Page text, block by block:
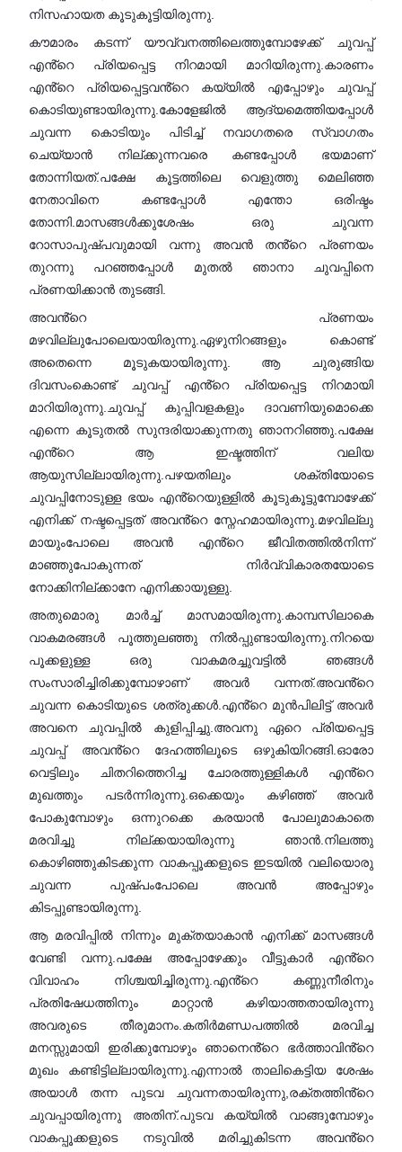
നിസഹായത കൂടുകൂട്ടിയിരുന്നു.
കൗമാരം കടന്ന് യൗവ്വനത്തിലെത്തുമ്പോഴേക്ക് ചുവപ്പ്
എൻ്റെ പ്രിയപ്പെട്ട നിറമായി മാറിയിരുന്നു.കാരണം
എൻ്റെ പ്രിയപ്പെട്ടവൻ്റെ കയ്യിൽ എപ്പോഴും ചുവപ്പ്
കൊടിയുണ്ടായിരുന്നു.കോളേജിൽ ആദ്യമെത്തിയപ്പോൾ
ചുവന്ന കൊടിയും പിടിച്ച് നവാഗതരെ സ്വാഗതം
ചെയ്യാൻ നില്ക്കുന്നവരെ കണ്ടപ്പോൾ ഭയമാണ്
തോന്നിയത്.പക്ഷേ കൂട്ടത്തിലെ വെളുത്തു മെലിഞ്ഞ
നേതാവിനെ കണ്ടപ്പോൾ എന്തോ ഒരിഷ്ടം
തോന്നി.മാസങ്ങൾക്കുശേഷം ഒരു ചുവന്ന
റോസാപുഷ്പവുമായി വന്നു അവൻ തൻ്റെ പ്രണയം
തുറന്നു പറഞ്ഞപ്പോൾ മുതൽ ഞാനാ ചുവപ്പിനെ
പ്രണയിക്കാൻ തുടങ്ങി.
അവൻ്റെ പ്രണയം
മഴവില്ലുപോലെയായിരുന്നു.ഏഴുനിറങ്ങളും കൊണ്ട്
അതെന്നെ മൂടുകയായിരുന്നു. ആ ചുരുങ്ങിയ
ദിവസംകൊണ്ട് ചുവപ്പ് എൻ്റെ പ്രിയപ്പെട്ട നിറമായി
മാറിയിരുന്നു.ചുവപ്പ് കുപ്പിവളകളും ദാവണിയുമൊക്കെ
എന്നെ കൂടുതൽ സുന്ദരിയാക്കുന്നതു ഞാനറിഞ്ഞു.പക്ഷേ
എൻ്റെ ആ ഇഷ്ടത്തിന് വലിയ
ആയുസില്ലായിരുന്നു.പഴയതിലും ശക്തിയോടെ
ചുവപ്പിനോടുള്ള ഭയം എൻ്റെയുള്ളിൽ കൂടുകൂട്ടുമ്പോഴേക്ക്
എനിക്ക് നഷ്ടപ്പെട്ടത് അവൻ്റെ സ്നേഹമായിരുന്നു.മഴവില്ലു
മായുംപോലെ അവൻ എൻ്റെ ജീവിതത്തിൽനിന്ന്
മാഞ്ഞുപോകുന്നത് നിർവ്വികാരതയോടെ
നോക്കിനില്ക്കാനേ എനിക്കായുള്ളു.
അതുമൊരു മാർച്ച് മാസമായിരുന്നു.കാമ്പസിലാകെ
വാകമരങ്ങൾ പൂത്തുലഞ്ഞു നിൽപ്പുണ്ടായിരുന്നു.നിറയെ
പൂക്കളുള്ള ഒരു വാകമരച്ചുവട്ടിൽ ഞങ്ങൾ
സംസാരിച്ചിരിക്കുമ്പോഴാണ് അവർ വന്നത്.അവൻ്റെ
ചുവന്ന കൊടിയുടെ ശത്രുക്കൾ.എൻ്റെ മുൻപിലിട്ട് അവർ
അവനെ ചുവപ്പിൽ കുളിപ്പിച്ചു.അവനു ഏറെ പ്രിയപ്പെട്ട
ചുവപ്പ് അവൻ്റെ ദേഹത്തിലൂടെ ഒഴുകിയിറങ്ങി.ഓരോ
വെട്ടിലും ചിതറിത്തെറിച്ച ചോരത്തുള്ളികൾ എൻ്റെ
മുഖത്തും പടർന്നിരുന്നു.ഒക്കെയും കഴിഞ്ഞ് അവർ
പോകുമ്പോഴും ഒന്നുറക്കെ കരയാൻ പോലുമാകാതെ
മരവിച്ചു നില്ക്കയായിരുന്നു ഞാൻ.നിലത്തു
കൊഴിഞ്ഞുകിടക്കുന്ന വാകപ്പൂക്കളുടെ ഇടയിൽ വലിയൊരു
ചുവന്ന പുഷ്പംപോലെ അവൻ അപ്പോഴും
കിടപ്പുണ്ടായിരുന്നു.
ആ മരവിപ്പിൽ നിന്നും മുക്തയാകാൻ എനിക്ക് മാസങ്ങൾ
വേണ്ടി വന്നു.പക്ഷേ അപ്പോഴേക്കും വീട്ടുകാർ എൻ്റെ
വിവാഹം നിശ്ചയിച്ചിരുന്നു.എൻ്റെ കണ്ണുനീരിനും
പ്രതിഷേധത്തിനും മാറ്റാൻ കഴിയാത്തതായിരുന്നു
അവരുടെ തീരുമാനം.കതിർമണ്ഡപത്തിൽ മരവിച്ച
മനസ്സുമായി ഇരിക്കുമ്പോഴും ഞാനെൻ്റെ ഭർത്താവിൻ്റെ
മുഖം കണ്ടിട്ടില്ലായിരുന്നു.എന്നാൽ താലികെട്ടിയ ശേഷം
അയാൾ തന്ന പുടവ ചുവന്നതായിരുന്നു,രക്തത്തിൻ്റെ
ചുവപ്പായിരുന്നു അതിന്.പുടവ കയ്യിൽ വാങ്ങുമ്പോഴും
വാകപ്പൂക്കളുടെ നടുവിൽ മരിച്ചുകിടന്ന അവൻ്റെ